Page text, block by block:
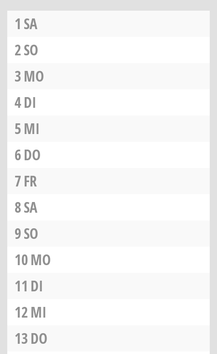
1 SA
2SO
3MO
4DI
5MI
6DO
7FR
8SA
9SO
10MO
11 DI
12MI
13DO